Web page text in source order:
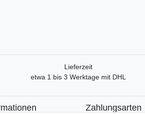
Lieferzeit
etwa 1 bis 3 Werktage mit DHL
Zahlungsarten